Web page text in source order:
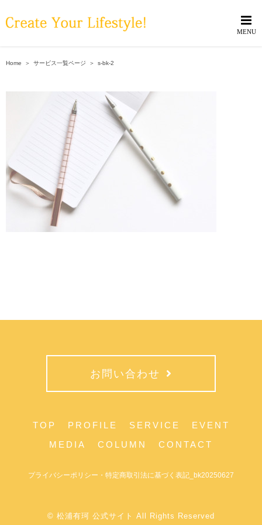
to
Home ＞ サービス一覧ページ ＞ s-bk-2
お問い合わせ
TOP PROFILE SERVICE
EVENT
MEDIA
COLUMN CONTACT
プライバシーポリシー・特定商取引法に基づく表記_bk20250627
© 松浦有珂 公式サイト All Rights Reserved